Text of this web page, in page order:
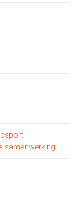
samenwerking